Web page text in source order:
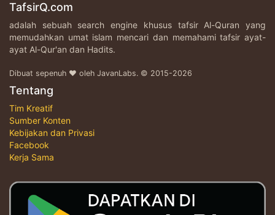
TafsirQ.com
adalah sebuah search engine khusus tafsir Al-Quran yang
memudahkan umat islam mencari dan memahami tafsir ayat-
ayat Al-Qur'an dan Hadits.
Dibuat sepenuh ♥ oleh JavanLabs. © 2015-2026
Tentang
Tim Kreatif
Sumber Konten
Kebijakan dan Privasi
Facebook
Kerja Sama